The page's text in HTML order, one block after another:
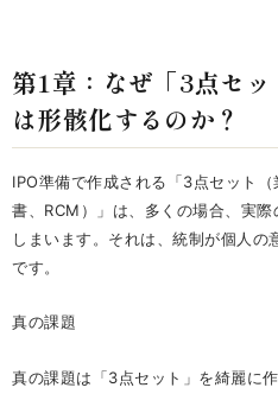
第1章：なぜ「3点セッ
は形骸化するのか？
IPO準備で作成される「3点セット
書、RCM）」は、多くの場合、実
しまいます。それは、統制が個人の
です。
真の課題
真の課題は「3点セット」を綺麗に作